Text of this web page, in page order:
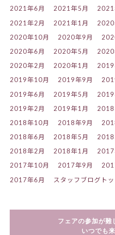
2021年6月
2021年5月 2021
2021年2月
2021年1月 2020
2020年10月
2020年9月
2020年6月
2020年5月 2020
2020年2月
2020年1月 2019
2019年10月
2019年9月
2019年6月
2019年5月 2019
2019年2月
2019年1月 2018
2018年10月
2018年9月
2018年6月
2018年5月 2018
2018年2月
2018年1月 2017
2017年10月
2017年9月
2017年6月
スタッフブログト
フェアの参加が難
いつでも